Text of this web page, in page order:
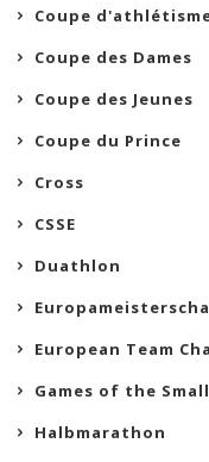
Coupe
Coupe des Dames
Coupe des Jeunes
Coupe du Prince
Cross
CSSE
Duathlon
European Team
Games of the
Halbmarathon